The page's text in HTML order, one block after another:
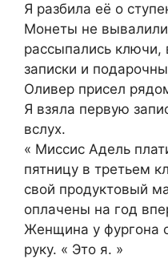
Я разбила её о
Монеты не
рассыпались ключи,
записки и
Оливер присел
Я взяла первую
вслух.
« Миссис Адель
пятницу в третьем
свой продуктовый
оплачены на год
Женщина у фургона
руку. « Это я. »